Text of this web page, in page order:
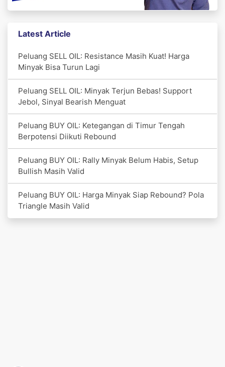
Latest Article
Peluang SELL OIL: Resistance Masih Kuat! Harga
Minyak Bisa Turun Lagi
Peluang SELL OIL: Minyak Terjun Bebas! Support
Jebol, Sinyal Bearish Menguat
Peluang BUY OIL: Ketegangan di Timur Tengah
Berpotensi Diikuti Rebound
Peluang BUY OIL: Rally Minyak Belum Habis, Setup
Bullish Masih Valid
Peluang BUY OIL: Harga Minyak Siap Rebound? Pola
Triangle Masih Valid